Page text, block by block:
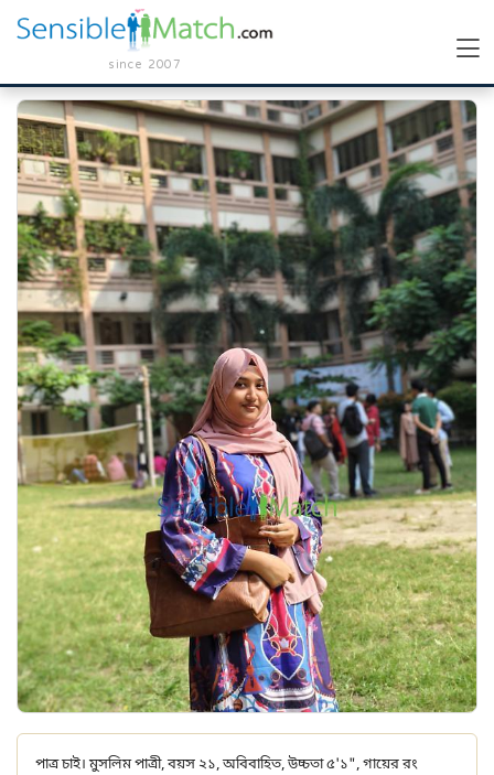
since 2007
পাত্র চাই। মুসলিম পাত্রী, বয়স ২১, অবিবাহিত, উচ্চতা ৫'১", গায়ের রং